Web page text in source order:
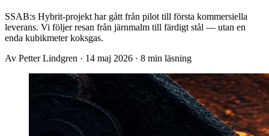
SSAB:s Hybrit-projekt har gått från pilot till första kommersiella
leverans. Vi följer resan från järnmalm till färdigt stål — utan en
enda kubikmeter koksgas.
Av Petter Lindgren · 14 maj 2026 · 8 min läsning